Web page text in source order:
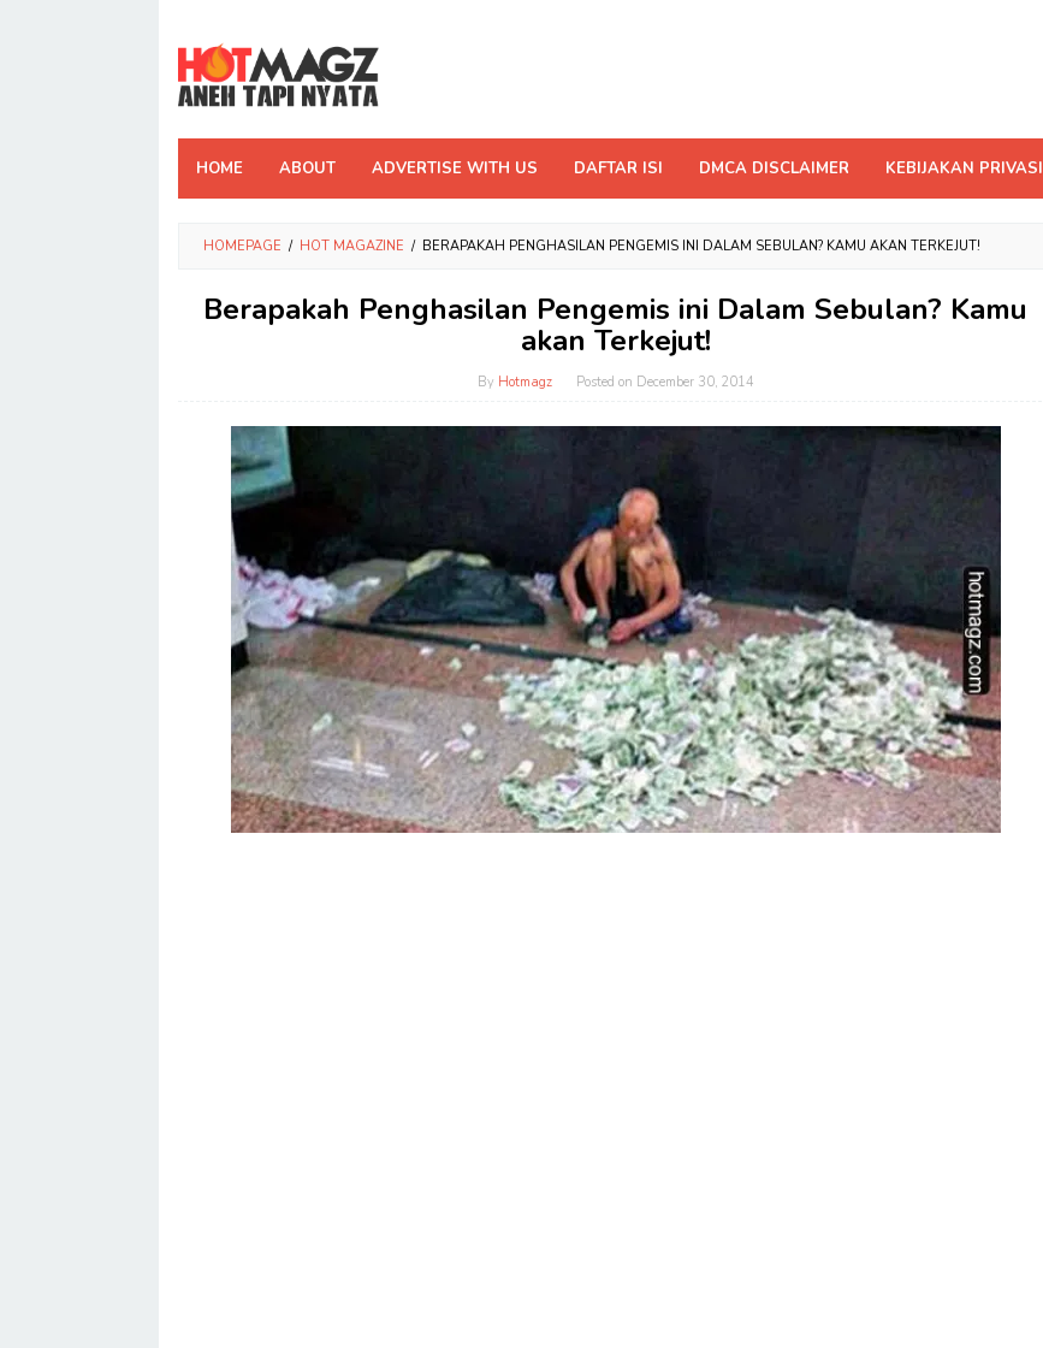
content
HOME ABOUT ADVERTISE WITH US DAFTAR ISI DMCA DISCLAIMER KEBIJAKAN PRIVASI
HOMEPAGE / HOT MAGAZINE / BERAPAKAH PENGHASILAN PENGEMIS INI DALAM SEBULAN? KAMU AKAN TERKEJUT!
Berapakah Penghasilan Pengemis ini Dalam Sebulan? Kamu
akan Terkejut!
By Hotmagz Posted on December 30, 2014